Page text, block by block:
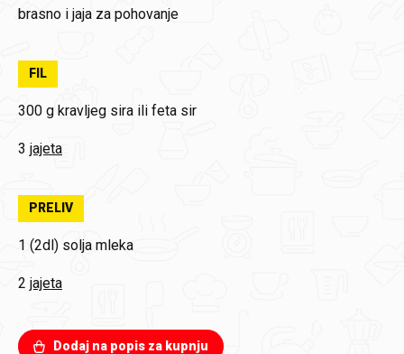
brasno i jaja za pohovanje
FIL
300 g kravljeg sira ili feta sir
3 jajeta
PRELIV
1 (2dl) solja mleka
2 jajeta
Dodaj na popis za kupnju